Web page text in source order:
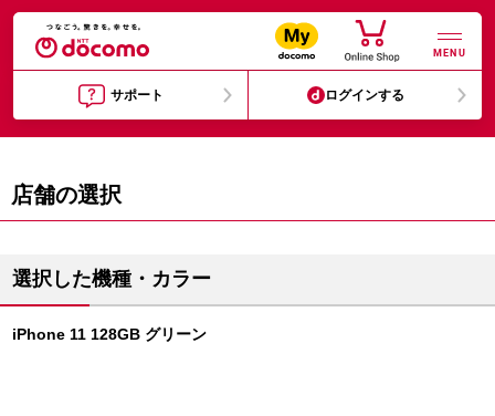
MENU
サポート ログインする
店舗の選択
選択した機種・カラー
iPhone 11 128GB グリーン